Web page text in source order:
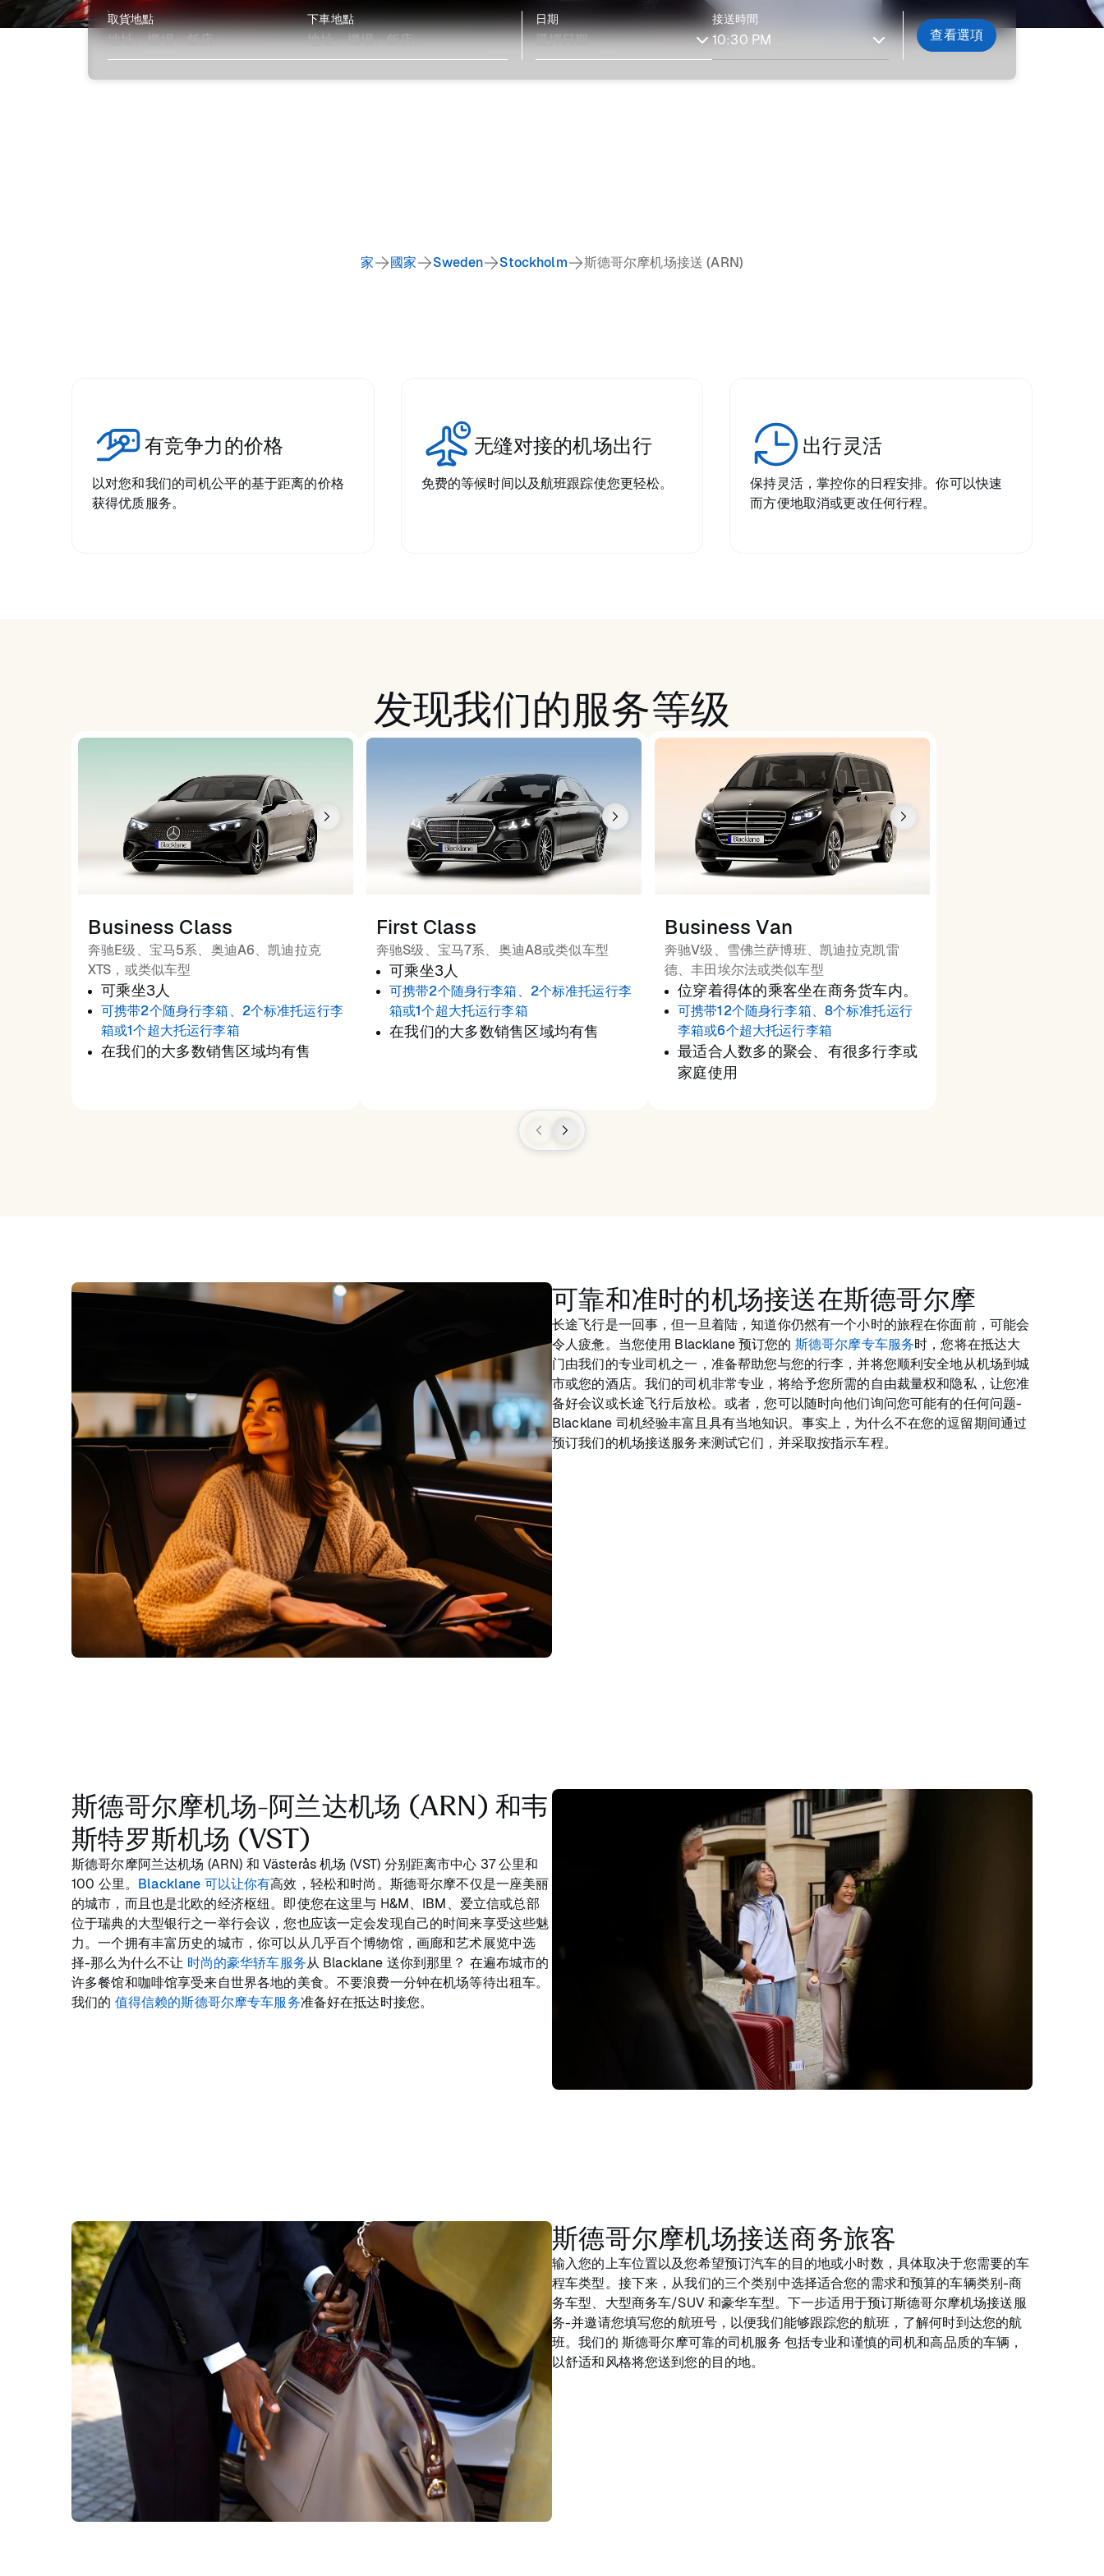
取貨地點 下車地點 日期 接送時間
查看選項
家 國家 Sweden Stockholm 斯德哥尔摩机场接送 (ARN)
有竞争力的价格
以对您和我们的司机公平的基于距离的价格
获得优质服务。
无缝对接的机场出行
免费的等候时间以及航班跟踪使您更轻松。
出行灵活
保持灵活，掌控你的日程安排。你可以快速
而方便地取消或更改任何行程。
发现我们的服务等级
Business Class
奔驰E级、宝马5系、奥迪A6、凯迪拉克
XTS，或类似车型
可乘坐3人
可携带2个随身行李箱、2个标准托运行李
箱或1个超大托运行李箱
在我们的大多数销售区域均有售
First Class
奔驰S级、宝马7系、奥迪A8或类似车型
可乘坐3人
可携带2个随身行李箱、2个标准托运行李
箱或1个超大托运行李箱
在我们的大多数销售区域均有售
Business Van
奔驰V级、雪佛兰萨博班、凯迪拉克凯雷
德、丰田埃尔法或类似车型
位穿着得体的乘客坐在商务货车内。
可携带12个随身行李箱、8个标准托运行
李箱或6个超大托运行李箱
最适合人数多的聚会、有很多行李或
家庭使用
可靠和准时的机场接送在斯德哥尔摩
长途飞行是一回事，但一旦着陆，知道你仍然有一个小时的旅程在你面前，可能会
令人疲惫。当您使用 Blacklane 预订您的 斯德哥尔摩专车服务时，您将在抵达大
门由我们的专业司机之一，准备帮助您与您的行李，并将您顺利安全地从机场到城
市或您的酒店。我们的司机非常专业，将给予您所需的自由裁量权和隐私，让您准
备好会议或长途飞行后放松。或者，您可以随时向他们询问您可能有的任何问题-
Blacklane 司机经验丰富且具有当地知识。事实上，为什么不在您的逗留期间通过
预订我们的机场接送服务来测试它们，并采取按指示车程。
斯德哥尔摩机场-阿兰达机场 (ARN) 和韦
斯特罗斯机场 (VST)
斯德哥尔摩阿兰达机场 (ARN) 和 Västerås 机场 (VST) 分别距离市中心 37 公里和
100 公里。 Blacklane 可以让你有高效，轻松和时尚。斯德哥尔摩不仅是一座美丽
的城市，而且也是北欧的经济枢纽。即使您在这里与 H&M、IBM、爱立信或总部
位于瑞典的大型银行之一举行会议，您也应该一定会发现自己的时间来享受这些魅
力。一个拥有丰富历史的城市，你可以从几乎百个博物馆，画廊和艺术展览中选
择-那么为什么不让 时尚的豪华轿车服务从 Blacklane 送你到那里？ 在遍布城市的
许多餐馆和咖啡馆享受来自世界各地的美食。不要浪费一分钟在机场等待出租车。
我们的 值得信赖的斯德哥尔摩专车服务准备好在抵达时接您。
斯德哥尔摩机场接送商务旅客
输入您的上车位置以及您希望预订汽车的目的地或小时数，具体取决于您需要的车
程车类型。接下来，从我们的三个类别中选择适合您的需求和预算的车辆类别-商
务车型、大型商务车/SUV 和豪华车型。下一步适用于预订斯德哥尔摩机场接送服
务-并邀请您填写您的航班号，以便我们能够跟踪您的航班，了解何时到达您的航
班。我们的 斯德哥尔摩可靠的司机服务 包括专业和谨慎的司机和高品质的车辆，
以舒适和风格将您送到您的目的地。